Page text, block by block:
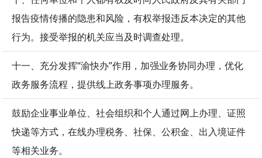
报告疫情传播的隐患和风险，有权举报违反本决定的其他
行为。接受举报的机关应当及时调查处理。
十一、充分发挥“渝快办”作用，加强业务协同办理，优化
政务服务流程，提供线上政务事项办理服务。
鼓励企业事业单位、社会组织和个人通过网上办理、证照
快递等方式，在线办理税务、社保、公积金、出入境证件
等相关业务。